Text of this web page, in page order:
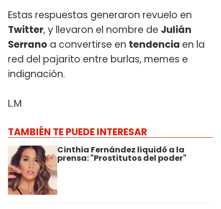
Estas respuestas generaron revuelo en
Twitter, y llevaron el nombre de Julián
Serrano a convertirse en tendencia en la
red del pajarito entre burlas, memes e
indignación.
L.M
TAMBIÉN TE PUEDE INTERESAR
Cinthia Fernández liquidó a la
prensa: "Prostitutos del poder"